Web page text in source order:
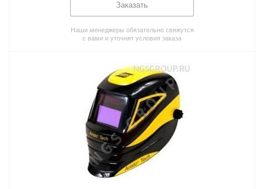
Заказать
Наши менеджеры обязательно свяжутся
с вами и уточнят условия заказа